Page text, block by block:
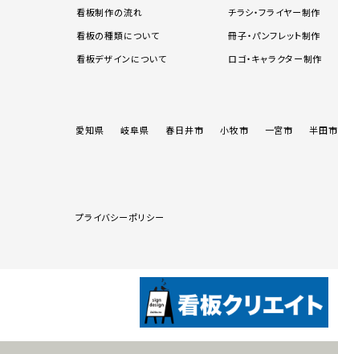
看板制作の流れ
看板の種類について
看板デザインについて
チラシ・フライヤー制作
冊子・パンフレット制作
ロゴ・キャラクター制作
愛知県 岐阜県 春日井市 小牧市 一宮市 半田市
プライバシーポリシー